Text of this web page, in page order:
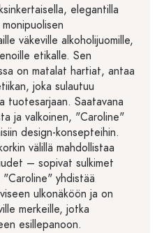
elegantilla
väkeville alkoholijuomille,
etikalle. Sen
on matalat hartiat, antaa
joka sulautuu
tuotesarjaan. Saatavana
ja valkoinen, "Caroline"
design-konsepteihin.
välillä mahdollistaa
– sopivat sulkimet
"Caroline" yhdistää
ulkonäköön ja on
merkeille, jotka
esillepanoon.